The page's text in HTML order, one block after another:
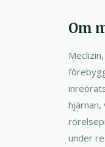
Om
hjärnan,
under